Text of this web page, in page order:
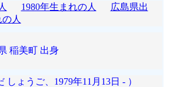
1980年生まれの人
広島県出
人
稲美町 出身
しょうご、1979年11月13日 - ）